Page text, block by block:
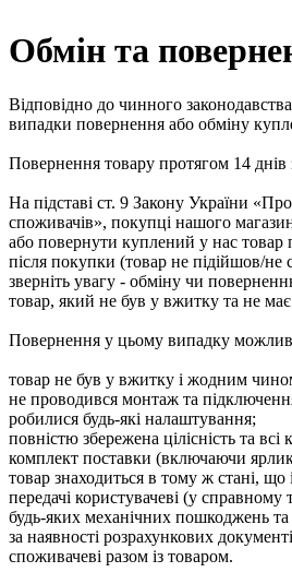
Обмін та
Відповідно до чинного
випадки повернення або обміну
Повернення товару протягом 14
На підставі ст. 9 Закону України
споживачів», покупці нашого
або повернути куплений у нас товар
після покупки (товар не підійшов/не
зверніть увагу - обміну чи
товар, який не був у вжитку та не має
Повернення у цьому випадку
товар не був у вжитку і жодним
не проводився монтаж та
робилися будь-які налаштування;
повністю збережена цілісність та
комплект поставки (включаючи
товар знаходиться в тому ж стані, що
передачі користувачеві (у справному
будь-яких механічних пошкоджень та
за наявності розрахункових
споживачеві разом із товаром.